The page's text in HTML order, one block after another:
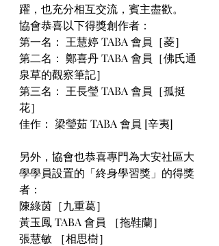
躍，也充分相互交流，賓主盡歡。
協會恭喜以下得獎創作者：
第一名： 王慧婷 TABA 會員［菱］
第二名： 鄭喜丹 TABA 會員［佛氏通
泉草的觀察筆記］
第三名： 王長瑩 TABA 會員［孤挺
花］
佳作： 梁瑩茹 TABA 會員 [辛夷]
另外，協會也恭喜專門為大安社區大
學學員設置的「終身學習獎」的得獎
者：
陳綠茵［九重葛］
黃玉鳳 TABA 會員 ［拖鞋蘭］
張慧敏 ［相思樹］